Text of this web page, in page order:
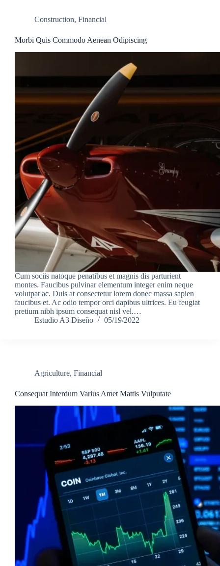
Construction, Financial
Morbi Quis Commodo Aenean Odipiscing
Cum sociis natoque penatibus et magnis dis parturient
montes. Faucibus pulvinar elementum integer enim neque
volutpat ac. Duis at consectetur lorem donec massa sapien
faucibus et. Ac odio tempor orci dapibus ultrices. Eu feugiat
pretium nibh ipsum consequat nisl vel.…
Estudio A3 Diseño
05/19/2022
Agriculture, Financial
Consequat Interdum Varius Amet Mattis Vulputate